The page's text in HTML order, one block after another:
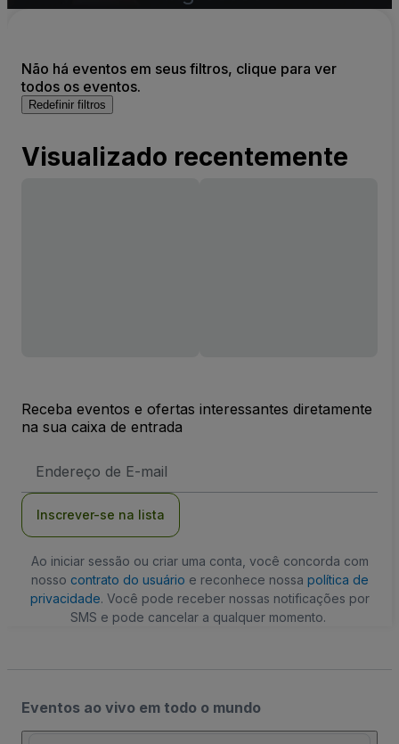
Não há eventos em seus filtros, clique para ver
todos os eventos.
Redefinir filtros
Visualizado recentemente
Receba eventos e ofertas interessantes diretamente
na sua caixa de entrada
de
Inscrever-se na lista
Ao iniciar sessão ou criar uma conta, você concorda com
nosso contrato do usuário e reconhece nossa política de
privacidade. Você pode receber nossas notificações por
SMS e pode cancelar a qualquer momento.
Eventos ao vivo em todo o mundo